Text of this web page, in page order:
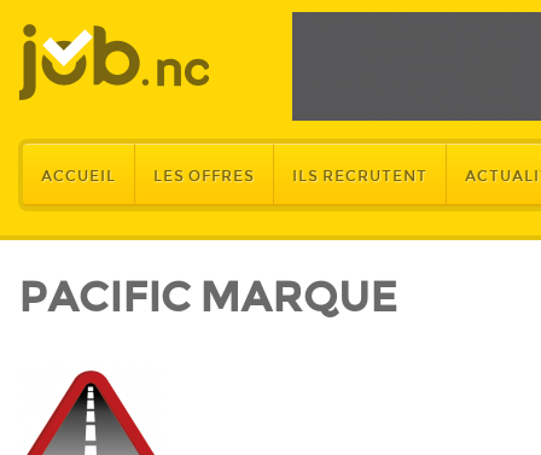
ACCUEIL LES OFFRES ILS RECRUTENT
PACIFIC MARQUE